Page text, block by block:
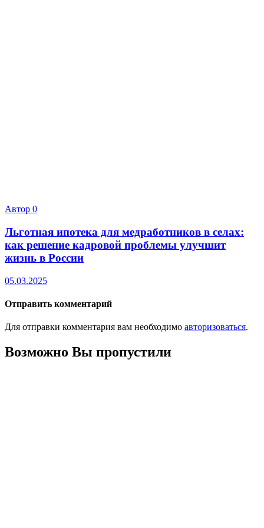
Автор 0
Льготная ипотека для медработников в селах:
как решение кадровой проблемы улучшит
жизнь в России
05.03.2025
Отправить комментарий
Для отправки комментария вам необходимо авторизоваться.
Возможно Вы пропустили